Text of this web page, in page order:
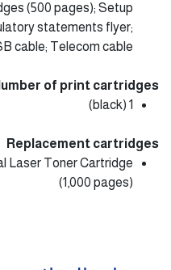
(500 pages); Setup
statements flyer;
cable; Telecom cable
of print cartridges
1 (black)
Replacement cartridges
Laser Toner Cartridge
(1,000 pages)